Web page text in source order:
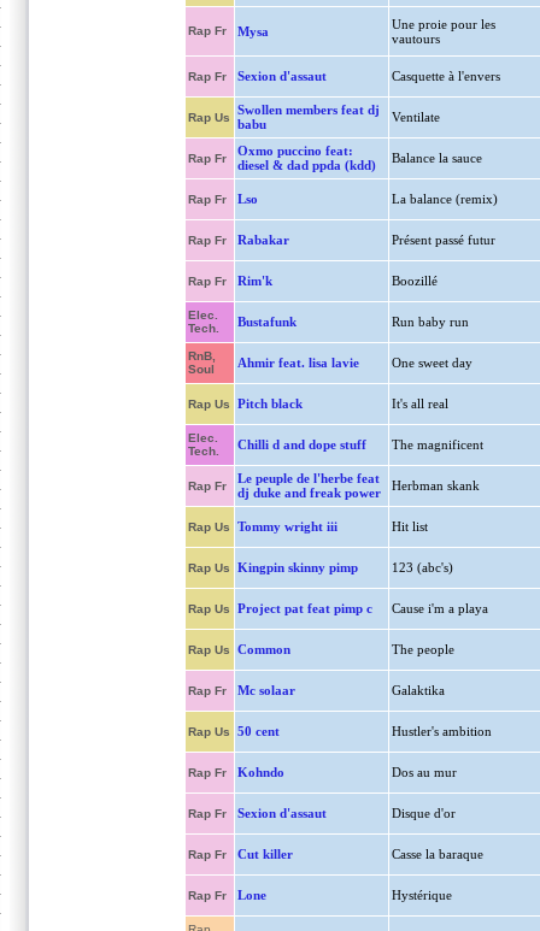
Rap Fr Mysa
Une proie pour les
vautours
Rap Fr Sexion d'assaut Casquette à l'envers
Rap Us
Swollen members feat dj
babu
Ventilate
Rap Fr
Oxmo puccino feat:
diesel & dad ppda (kdd)
Balance la sauce
Rap Fr Lso La balance (remix)
Rap Fr Rabakar Présent passé futur
Rap Fr Rim'k Boozillé
Elec.
Tech.
Bustafunk Run baby run
RnB,
Soul
Ahmir feat. lisa lavie One sweet day
Rap Us Pitch black It's all real
Elec.
Tech.
Chilli d and dope stuff The magnificent
Rap Fr
Le peuple de l'herbe feat
dj duke and freak power
Herbman skank
Rap Us Tommy wright iii Hit list
Rap Us Kingpin skinny pimp 123 (abc's)
Rap Us Project pat feat pimp c Cause i'm a playa
Rap Us Common The people
Rap Fr Mc solaar Galaktika
Rap Us 50 cent Hustler's ambition
Rap Fr Kohndo Dos au mur
Rap Fr Sexion d'assaut Disque d'or
Rap Fr Cut killer Casse la baraque
Rap Fr Lone Hystérique